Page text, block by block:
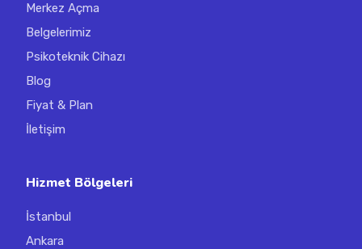
Merkez Açma
Belgelerimiz
Psikoteknik Cihazı
Blog
Fiyat & Plan
İletişim
Hizmet Bölgeleri
İstanbul
Ankara